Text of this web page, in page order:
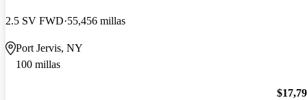
2.5 SV FWD 55,456 millas
Port Jervis, NY
100 millas